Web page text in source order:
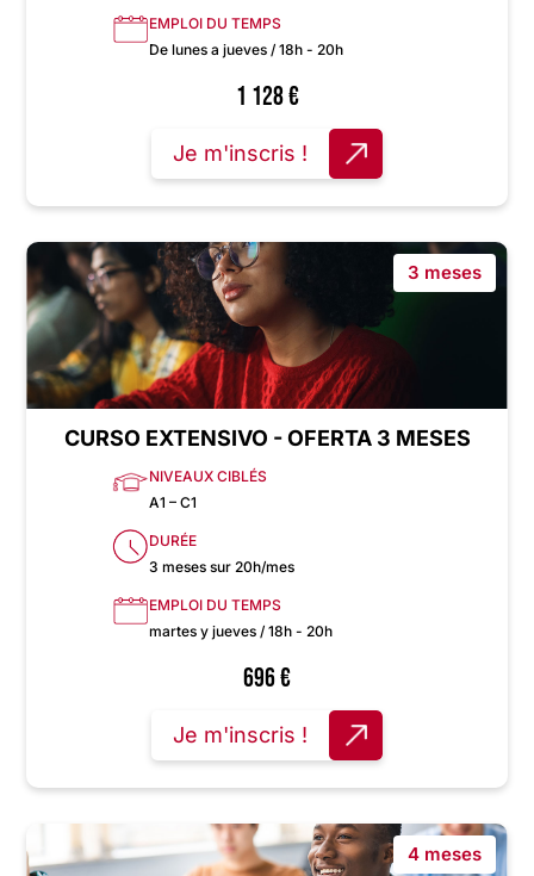
EMPLOI DU TEMPS
De lunes a jueves / 18h - 20h
1 128€
Je m'inscris !
3 meses
CURSO EXTENSIVO - OFERTA 3 MESES
NIVEAUX CIBLÉS
A1 – C1
DURÉE
3 meses sur 20h/mes
EMPLOI DU TEMPS
martes y jueves / 18h - 20h
696€
Je m'inscris !
4 meses